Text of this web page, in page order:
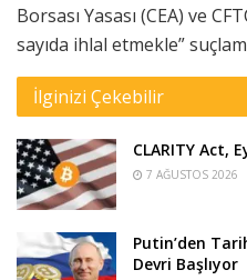
Borsası Yasası (CEA) ve
sayıda ihlal etmekle”
İlginizi Çekebilir
CLARITY Act,
7 AĞUSTOS 2026
Putin’den
Devri Başlıyor